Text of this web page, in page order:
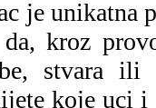
je unikatna
da, kroz
stvara ili
koje uci